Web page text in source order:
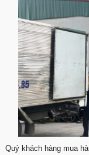
Quý khách hàng mua